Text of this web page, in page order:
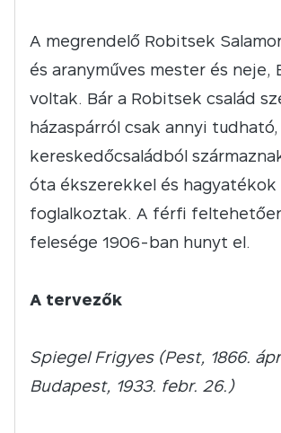
A megrendelő Robitsek
és aranyműves mester és neje,
voltak. Bár a Robitsek család
házaspárról csak annyi
kereskedőcsaládból
óta ékszerekkel és hagyatékok
foglalkoztak. A férfi
felesége 1906-ban hunyt el.
A tervezők
Spiegel Frigyes (Pest, 1866.
Budapest, 1933. febr. 26.)